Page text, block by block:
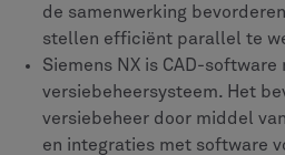
de samenwerking
stellen efficiënt parallel te
Siemens NX is CAD-software
versiebeheersysteem. Het
versiebeheer door middel
en integraties met software